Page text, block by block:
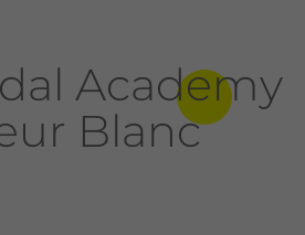
Academy
Blanc